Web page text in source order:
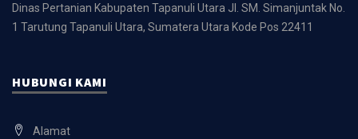
Dinas Pertanian Kabupaten Tapanuli Utara Jl. SM. Simanjuntak No.
1 Tarutung Tapanuli Utara, Sumatera Utara Kode Pos 22411
HUBUNGI KAMI
Alamat